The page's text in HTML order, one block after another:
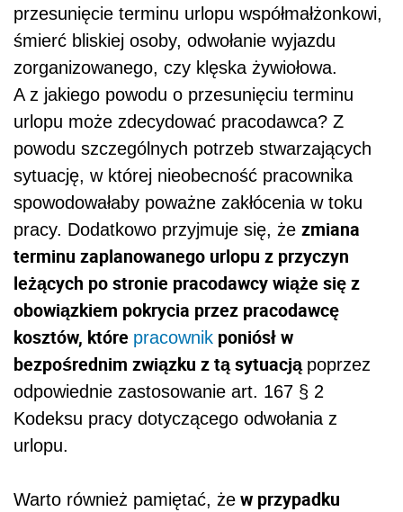
przesunięcie terminu urlopu współmałżonkowi,
śmierć bliskiej osoby, odwołanie wyjazdu
zorganizowanego, czy klęska żywiołowa.
A z jakiego powodu o przesunięciu terminu
urlopu może zdecydować pracodawca? Z
powodu szczególnych potrzeb stwarzających
sytuację, w której nieobecność pracownika
spowodowałaby poważne zakłócenia w toku
pracy. Dodatkowo przyjmuje się, że zmiana
terminu zaplanowanego urlopu z przyczyn
leżących po stronie pracodawcy wiąże się z
obowiązkiem pokrycia przez pracodawcę
kosztów, które pracownik poniósł w
bezpośrednim związku z tą sytuacją poprzez
odpowiednie zastosowanie art. 167 § 2
Kodeksu pracy dotyczącego odwołania z
urlopu.
Warto również pamiętać, że w przypadku